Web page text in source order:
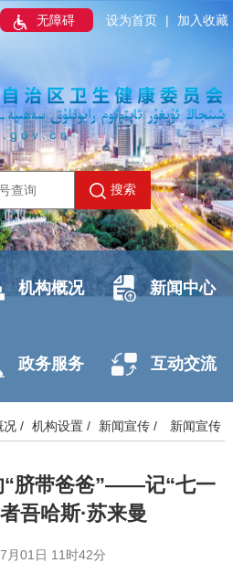
无障碍 设为首页 | 加入收藏
搜索
机构概况 新闻中心
政务服务 互动交流
况/ 机构设置/ 新闻宣传/ 新闻宣传
“脐带爸爸”——记“七一
吾哈斯·苏来曼
月01日 11时42分